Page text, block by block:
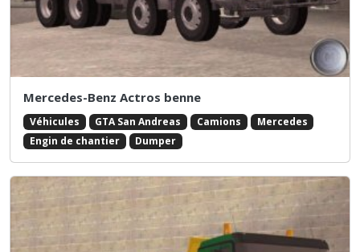
Mercedes-Benz Actros benne
Véhicules GTA San Andreas Camions
Mercedes
Engin de chantier
Dumper